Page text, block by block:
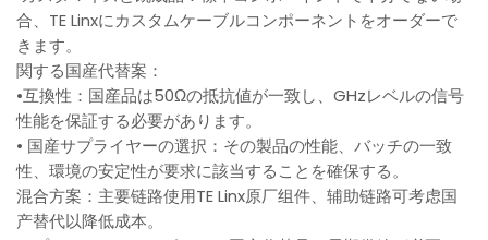
合、TE Linxにカスタムケーブルコンポーネントをオーダーで
きます。
関する国産代替案：
•互換性：国産品は50Ωの抵抗値が一致し、GHzレベルの信号
性能を保証する必要があります。
• 国産サプライヤーの選択：その製品の性能、バッチの一致
性、環境の安定性が要求に該当することを確保する。
混合方案：主要链路使用TE Linx原厂组件、辅助链路可考虑国
产替代以降低成本。